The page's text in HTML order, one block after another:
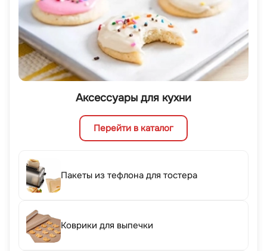
Аксессуары для кухни
Перейти в каталог
Пакеты из тефлона для тостера
Коврики для выпечки